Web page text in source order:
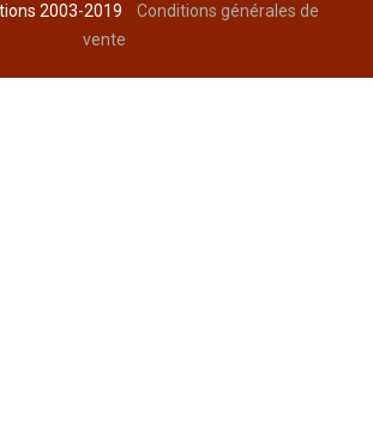
2003-2019Conditions générales de
vente